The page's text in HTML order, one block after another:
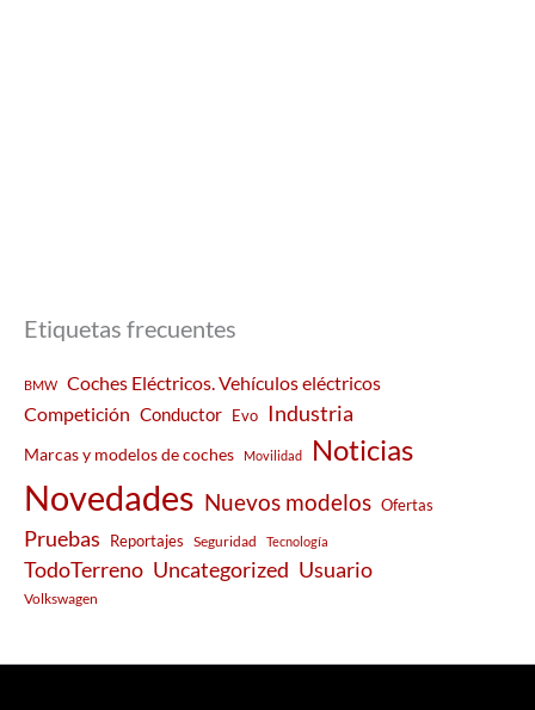
Etiquetas frecuentes
BMW
Coches Eléctricos. Vehículos eléctricos
Competición Conductor Evo Industria
Marcas y modelos de coches Movilidad Noticias
Novedades Nuevos modelos Ofertas
Pruebas Reportajes Seguridad Tecnología
TodoTerreno Uncategorized Usuario
Volkswagen